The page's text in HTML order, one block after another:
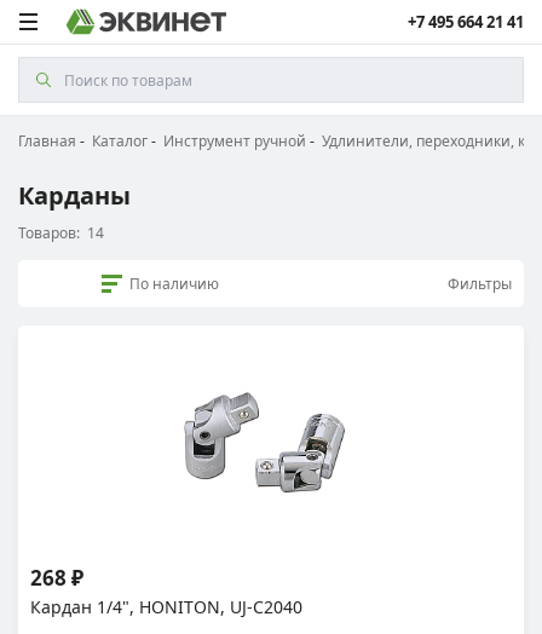
+7 495 664 21 41
Главная Каталог Инструмент ручной Удлинители, переходники,
Карданы
Товаров: 14
По наличию Фильтры
Кардан 1/4", HONITON, UJ-C2040
268 ₽